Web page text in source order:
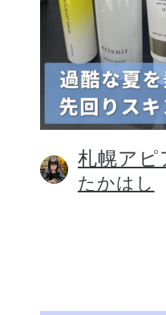
札幌アピ
たかはし